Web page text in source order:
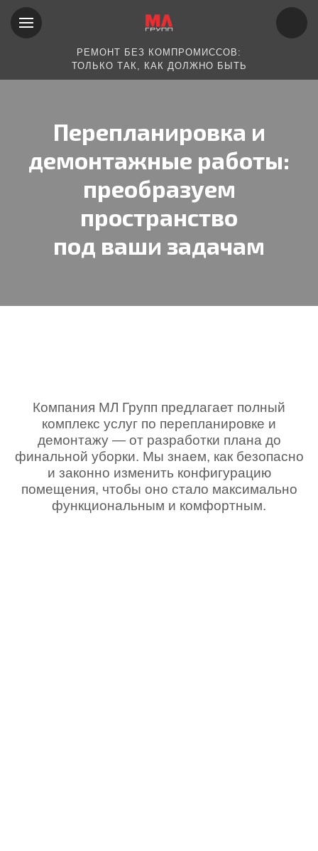
РЕМОНТ БЕЗ КОМПРОМИССОВ:
ТОЛЬКО ТАК, КАК ДОЛЖНО БЫТЬ
Перепланировка и
демонтажные работы:
преобразуем
пространство
под ваши задачам
Компания МЛ Групп предлагает полный
комплекс услуг по перепланировке и
демонтажу — от разработки плана до
финальной уборки. Мы знаем, как безопасно
и законно изменить конфигурацию
помещения, чтобы оно стало максимально
функциональным и комфортным.